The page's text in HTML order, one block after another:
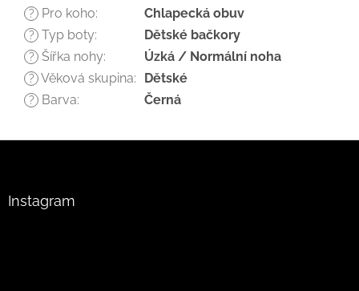
? Pro koho: Chlapecká obuv
? Typ boty: Dětské bačkory
? Šířka nohy: Úzká / Normální noha
? Věková skupina: Dětské
? Barva: Černá
Instagram